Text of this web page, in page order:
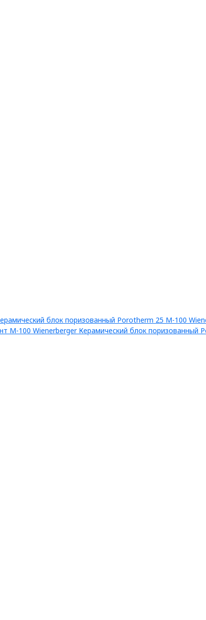
блок поризованный Porotherm 25 М-100
Керамический блок поризованный